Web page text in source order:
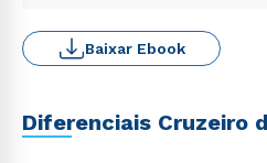
Baixar Ebook
Diferenciais Cruzeiro